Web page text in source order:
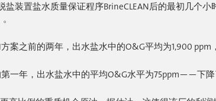
盐装置盐水质量保证程序BrineCLEAN后的最初几个
方案之前的两年，出水盐水中的O&G平均为1,900
第一年，出水盐水中的平均O&G水平为75ppm——下降